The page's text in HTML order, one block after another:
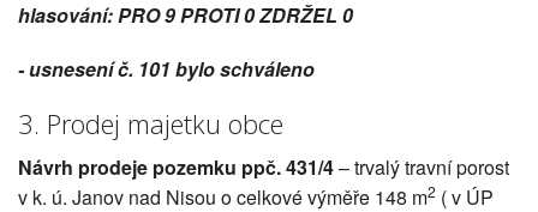
hlasování: PRO 9 PROTI 0 ZDRŽEL 0
- usnesení č. 101 bylo schváleno
3. Prodej majetku obce
Návrh prodeje pozemku ppč. 431/4– trvalý travní porost
v k. ú. Janov nad Nisou o celkové výměře 148 m2 ( v ÚP